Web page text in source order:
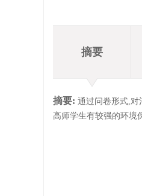
摘要
摘要: 通过问卷形式,对
高师学生有较强的环境